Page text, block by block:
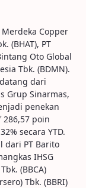
Copper
(BHAT), PT
Oto Global
Tbk. (BDMN).
dari
Grup Sinarmas,
penekan
poin
secara YTD.
dari PT Barito
IHSG
(BBCA)
Tbk. (BBRI)